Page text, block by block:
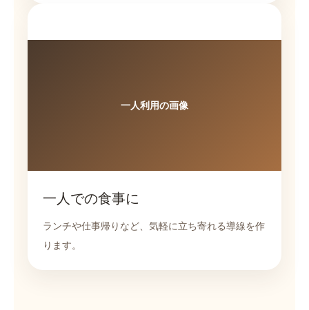
一人利用の画像
一人での食事に
ランチや仕事帰りなど、気軽に立ち寄れる導線を作
ります。